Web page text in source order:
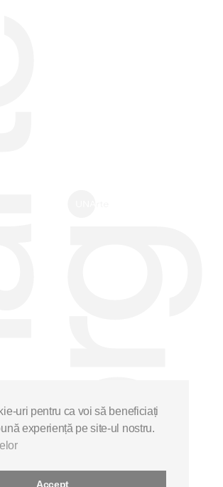
uri pentru ca voi să beneficiați
experiență pe site-ul nostru.
Accept